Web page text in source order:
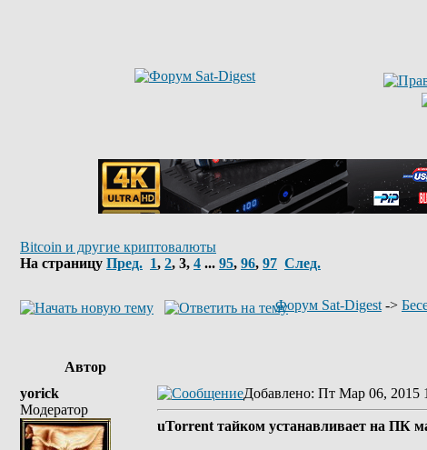
Bitcoin и другие криптовалюты
На страницу Пред. 1, 2, 3, 4 ... 95, 96, 97 След.
Форум Sat-Digest ->
Автор
yorick
Модератор
Добавлено: Пт Мар 06, 2015
uTorrent тайком устанавливает на ПК